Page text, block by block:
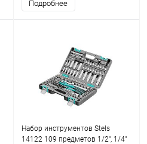
Подробнее
Набор инструментов Stels
14122 109 предметов 1/2", 1/4"